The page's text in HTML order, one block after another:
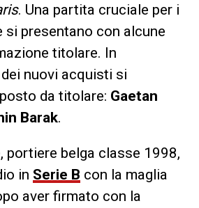
. Una partita cruciale per i
si presentano con alcune
titolare. In
nuovi acquisti si
da titolare: Gaetan
Barak.
, portiere belga classe 1998,
in Serie B con la maglia
aver firmato con la